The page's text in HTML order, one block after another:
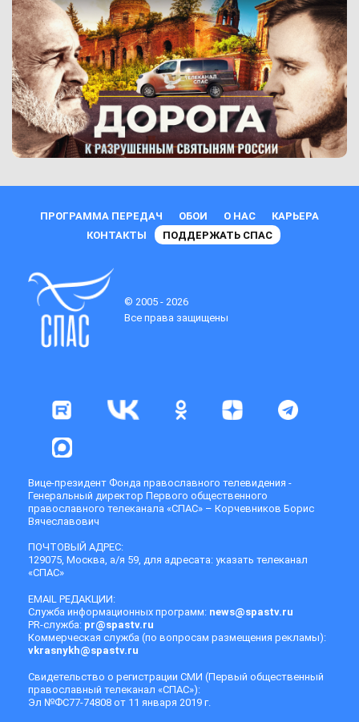
ПРОГРАММА ПЕРЕДАЧ ОБОИ О НАС
КАРЬЕРА
КОНТАКТЫ
ПОДДЕРЖАТЬ СПАС
© 2005 - 2026
Все права защищены
Вице-президент Фонда православного телевидения -
Генеральный директор Первого общественного
православного телеканала «СПАС» – Корчевников Борис
Вячеславович
ПОЧТОВЫЙ АДРЕС:
129075, Москва, а/я 59, для адресата: указать телеканал
«СПАС»
EMAIL РЕДАКЦИИ:
Служба информационных программ: news@spastv.ru
PR-служба: pr@spastv.ru
Коммерческая служба (по вопросам размещения рекламы):
vkrasnykh@spastv.ru
Свидетельство о регистрации СМИ (Первый общественный
православный телеканал «СПАС»):
Эл №ФС77-74808 от 11 января 2019 г.